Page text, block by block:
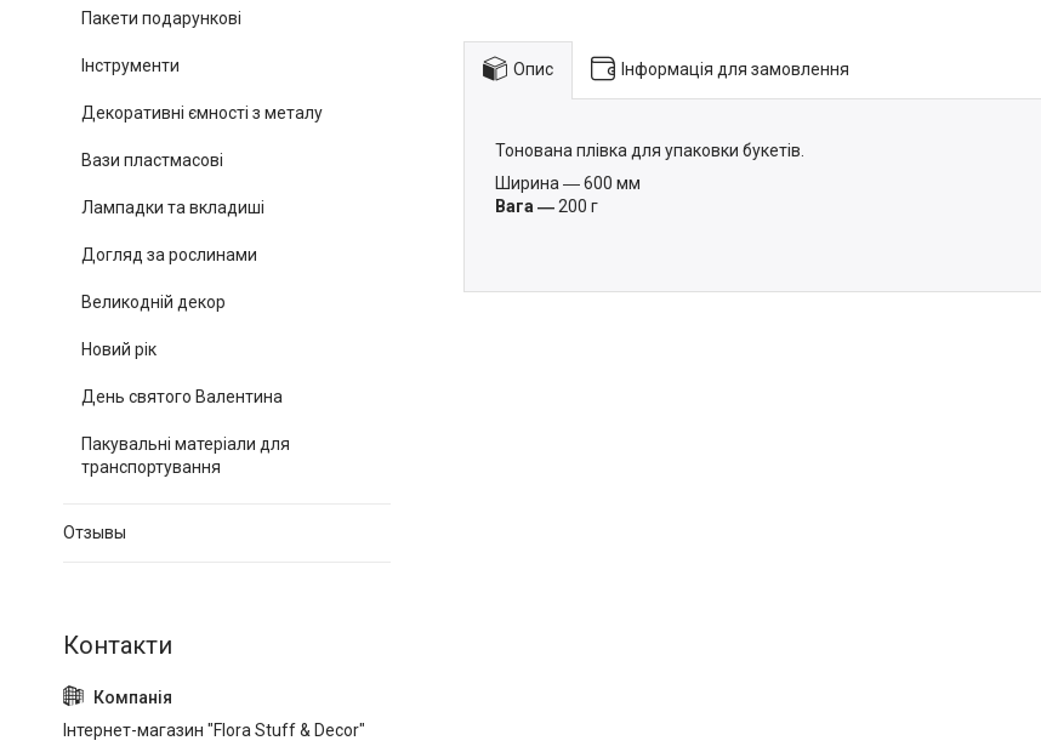
Опис Інформація для замовлення
Тонована плівка для упаковки букетів.
Ширина ― 600 мм
Вага ―200 г
Пакети подарункові
Інструменти
Декоративні ємності з металу
Вази пластмасові
Лампадки та вкладиші
Догляд за рослинами
Великодній декор
Новий рік
День святого Валентина
Пакувальні матеріали для
транспортування
Отзывы
Інтернет-магазин "Flora Stuff & Decor"